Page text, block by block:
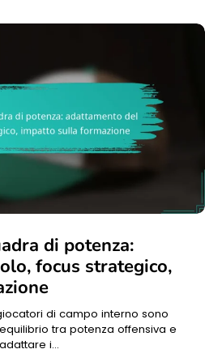
di potenza:
focus strategico,
di campo interno sono
tra potenza offensiva e
i…